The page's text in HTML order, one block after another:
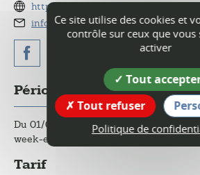
http://www.legrandsechoir.fr
info@legrandsechoir.fr
Périodes d'ouverture
Du 01/02 au 31/12 le mardi, mercredi,
week-ends de 14h30 à 17h30.
Tarif
Ce site utilise des cookies et
contrôle sur ceux que vous
activer
Tout
Tout refuser
Politique de